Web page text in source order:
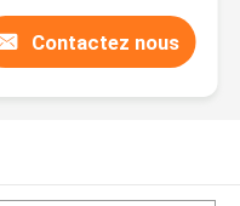
Contactez nous